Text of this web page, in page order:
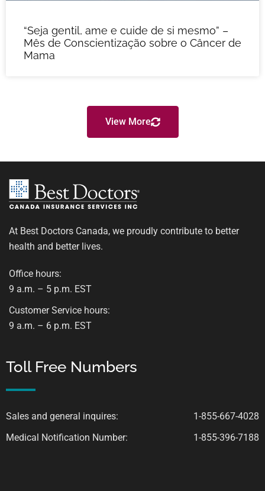
“Seja gentil, ame e cuide de si mesmo” –
Mês de Conscientização sobre o Câncer de
Mama
View More
At Best Doctors Canada, we proudly contribute to better
health and better lives.
Office hours:
9 a.m. – 5 p.m. EST
Customer Service hours:
9 a.m. – 6 p.m. EST
Toll Free Numbers
Sales and general inquires:
1-855-667-4028
Medical Notification Number:
1-855-396-7188